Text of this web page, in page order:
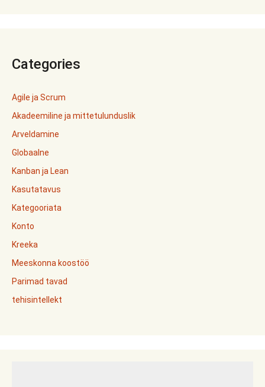
Categories
Agile ja Scrum
Akadeemiline ja mittetulunduslik
Arveldamine
Globaalne
Kanban ja Lean
Kasutatavus
Kategooriata
Konto
Kreeka
Meeskonna koostöö
Parimad tavad
tehisintellekt